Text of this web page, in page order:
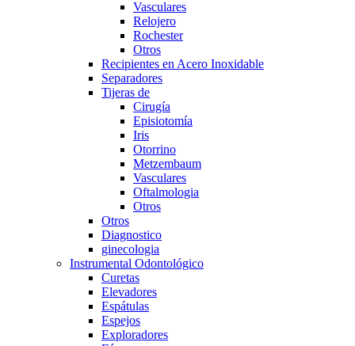
Vasculares
Relojero
Rochester
Otros
Recipientes en Acero Inoxidable
Separadores
Tijeras de
Cirugía
Episiotomía
Iris
Otorrino
Metzembaum
Vasculares
Oftalmologia
Otros
Otros
Diagnostico
ginecologia
Instrumental Odontológico
Curetas
Elevadores
Espátulas
Espejos
Exploradores